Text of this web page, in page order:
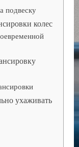
подвеску
колес
ухаживать